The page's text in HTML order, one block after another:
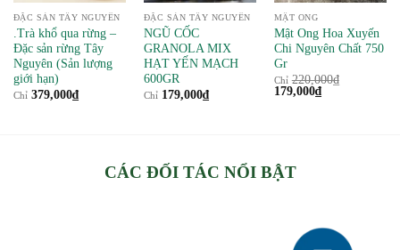
ĐẶC SẢN TÂY NGUYÊN
.Trà khổ qua rừng –
Đặc sản rừng Tây
Nguyên (Sản lượng
giới hạn)
Chỉ 379,000₫
ĐẶC SẢN TÂY NGUYÊN
NGŨ CỐC
GRANOLA MIX
HẠT YẾN MẠCH
600GR
Chỉ 179,000₫
MẬT ONG
Mật Ong Hoa Xuyến
Chi Nguyên Chất 750
Gr
Chỉ 220,000₫
Giá
179,000₫Giá
CÁC ĐỐI TÁC NỔI BẬT